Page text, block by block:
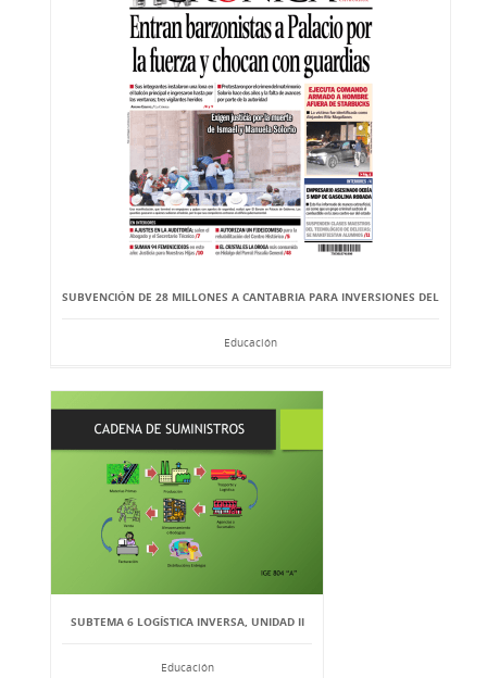
SUBVENCIÓN DE 28 MILLONES A CANTABRIA PARA INVERSIONES DEL
Educación
SUBTEMA 6 LOGÍSTICA INVERSA, UNIDAD II
Educación